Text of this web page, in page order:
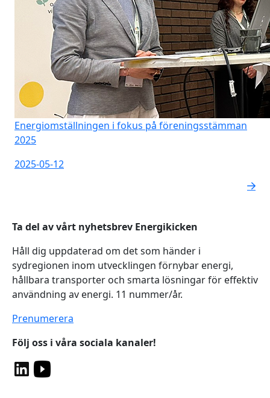
Energiomställningen i fokus på föreningsstämman
2025
2025-05-12
Ta del av vårt nyhetsbrev Energikicken
Håll dig uppdaterad om det som händer i
sydregionen inom utvecklingen förnybar energi,
hållbara transporter och smarta lösningar för effektiv
användning av energi. 11 nummer/år.
Prenumerera
Följ oss i våra sociala kanaler!